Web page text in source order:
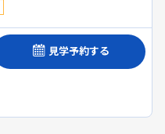
見学予約する